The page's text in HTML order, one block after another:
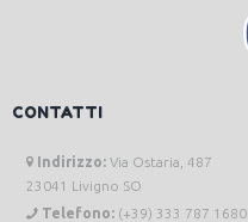
CONTATTI
Indirizzo: Via Ostaria, 487
23041 Livigno SO
Telefono: (+39) 333 787 1680